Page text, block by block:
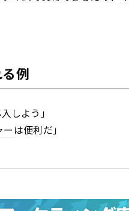
例
しよう」
ーは便利だ」